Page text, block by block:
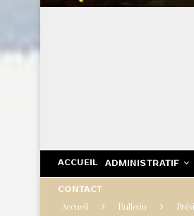
ACCUEIL ADMINISTRATIF
CONTACT
Accueil Bulletin